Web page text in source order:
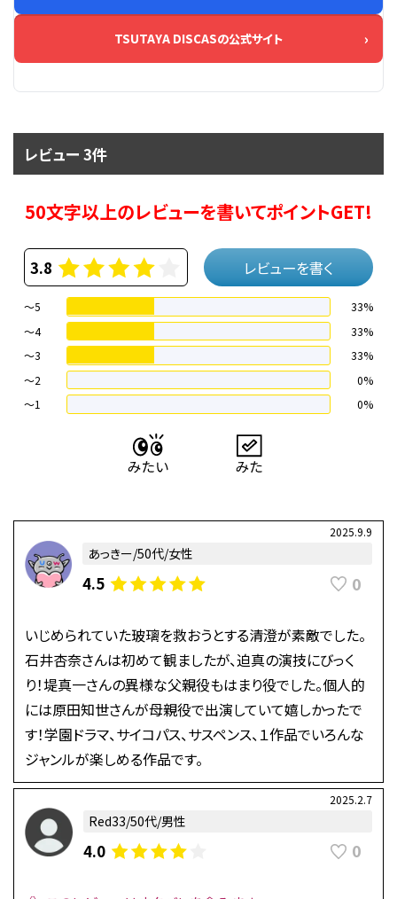
TSUTAYA DISCASの公式サイト
レビュー 3件
50文字以上のレビューを書いてポイントGET!
3.8 レビューを書く
～5
33%
～4
33%
〜3
33%
〜2
0%
〜1
0%
2025.9.9
あっきー/50代/女性
4.5 0
いじめられていた玻璃を救おうとする清澄が素敵でした。
石井杏奈さんは初めて観ましたが、迫真の演技にびっく
り！堤真一さんの異様な父親役もはまり役でした。個人的
には原田知世さんが母親役で出演していて嬉しかったで
す！学園ドラマ、サイコパス、サスペンス、１作品でいろんな
ジャンルが楽しめる作品です。
2025.2.7
Red33/50代/男性
4.0 0